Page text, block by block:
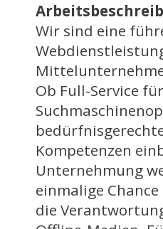
Wir sind eine
Ob Full-Service
Kompetenzen
Unternehmung
einmalige
die